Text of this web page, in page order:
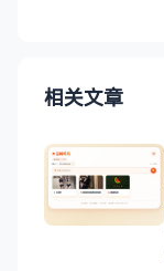
相关文章